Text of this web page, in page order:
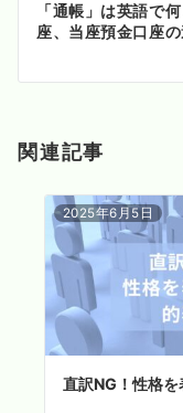
ン
「通帳」は英語で
座、当座預金口座
関連記事
2025年6月5日
直訳NG！性格